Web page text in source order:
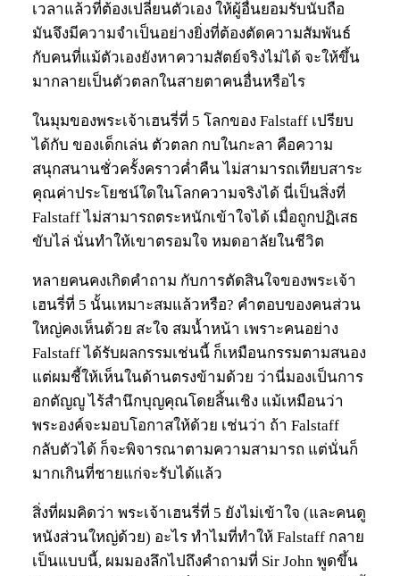
เวลาแล้วที่ต้องเปลี่ยนตัวเอง ให้ผู้อื่นยอมรับนับถือ
มันจึงมีความจำเป็นอย่างยิ่งที่ต้องตัดความสัมพันธ์
กับคนที่แม้ตัวเองยังหาความสัตย์จริงไม่ได้ จะให้ขึ้น
มากลายเป็นตัวตลกในสายตาคนอื่นหรือไร
ในมุมของพระเจ้าเฮนรี่ที่ 5 โลกของ Falstaff เปรียบ
ได้กับ ของเด็กเล่น ตัวตลก กบในกะลา คือความ
สนุกสนานชั่วครั้งคราวค่ำคืน ไม่สามารถเทียบสาระ
คุณค่าประโยชน์ใดในโลกความจริงได้ นี่เป็นสิ่งที่
Falstaff ไม่สามารถตระหนักเข้าใจได้ เมื่อถูกปฏิเสธ
ขับไล่ นั่นทำให้เขาตรอมใจ หมดอาลัยในชีวิต
หลายคนคงเกิดคำถาม กับการตัดสินใจของพระเจ้า
เฮนรี่ที่ 5 นั้นเหมาะสมแล้วหรือ? คำตอบของคนส่วน
ใหญ่คงเห็นด้วย สะใจ สมน้ำหน้า เพราะคนอย่าง
Falstaff ได้รับผลกรรมเช่นนี้ ก็เหมือนกรรมตามสนอง
แต่ผมชี้ให้เห็นในด้านตรงข้ามด้วย ว่านี่มองเป็นการ
อกตัญญู ไร้สำนึกบุญคุณโดยสิ้นเชิง แม้เหมือนว่า
พระองค์จะมอบโอกาสให้ด้วย เช่นว่า ถ้า Falstaff
กลับตัวได้ ก็จะพิจารณาตามความสามารถ แต่นั่นก็
มากเกินที่ชายแก่จะรับได้แล้ว
สิ่งที่ผมคิดว่า พระเจ้าเฮนรี่ที่ 5 ยังไม่เข้าใจ (และคนดู
หนังส่วนใหญ่ด้วย) อะไร ทำไมที่ทำให้ Falstaff กลาย
เป็นแบบนี้, ผมมองลึกไปถึงคำถามที่ Sir John พูดขึ้น